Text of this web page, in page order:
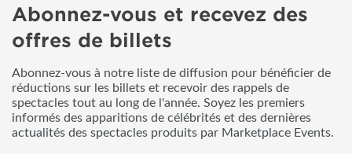
Abonnez-vous et recevez des
offres de billets
Abonnez-vous à notre liste de diffusion pour bénéficier de
réductions sur les billets et recevoir des rappels de
spectacles tout au long de l'année. Soyez les premiers
informés des apparitions de célébrités et des dernières
actualités des spectacles produits par Marketplace Events.